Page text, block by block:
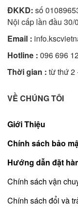
ĐKKD: số
Nội cấp lần đầu 30/
Email :
Hotline : 096 696
Thời gian : từ thứ 2
VỀ CHÚNG TÔI
Giới Thiệu
Chính sách bảo
Hướng dẫn đặt
Chính sách vận
Chính sách đổi và